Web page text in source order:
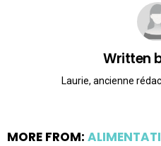
Written
Laurie, ancienne
MORE FROM: